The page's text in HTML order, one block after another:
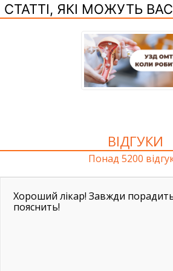
СТАТТІ, ЯКІ МОЖУТЬ
ВІДГУКИ
Понад 5200
Хороший лікар! Завжди порадить
пояснить!